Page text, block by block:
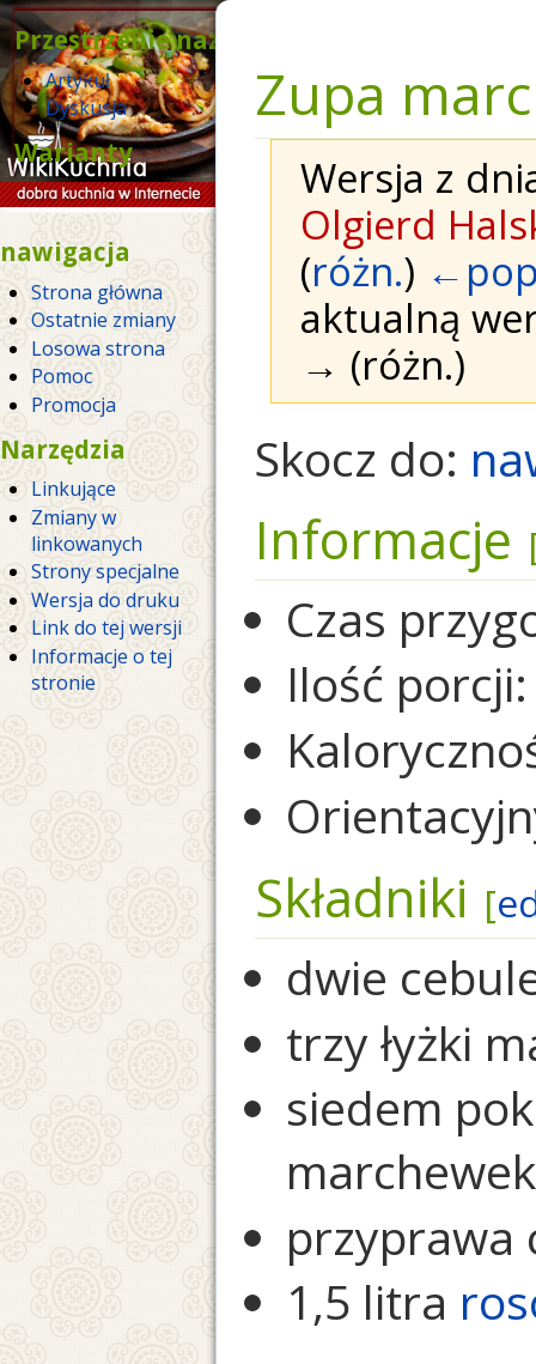
Zupa
Wersja z
Olgierd
(różn.)
aktualną
→ (różn.)
Skocz do:
Informacje
Czas
Ilość porcji:
Składniki [
dwie
trzy łyżki
siedem
przyprawa
1,5 litra
Przestrzenie nazw
Artykuł
Dyskusja
Warianty
nawigacja
Strona główna
Ostatnie zmiany
Losowa strona
Pomoc
Promocja
Narzędzia
Linkujące
Zmiany w
linkowanych
Strony specjalne
Wersja do druku
Link do tej wersji
Informacje o tej
stronie